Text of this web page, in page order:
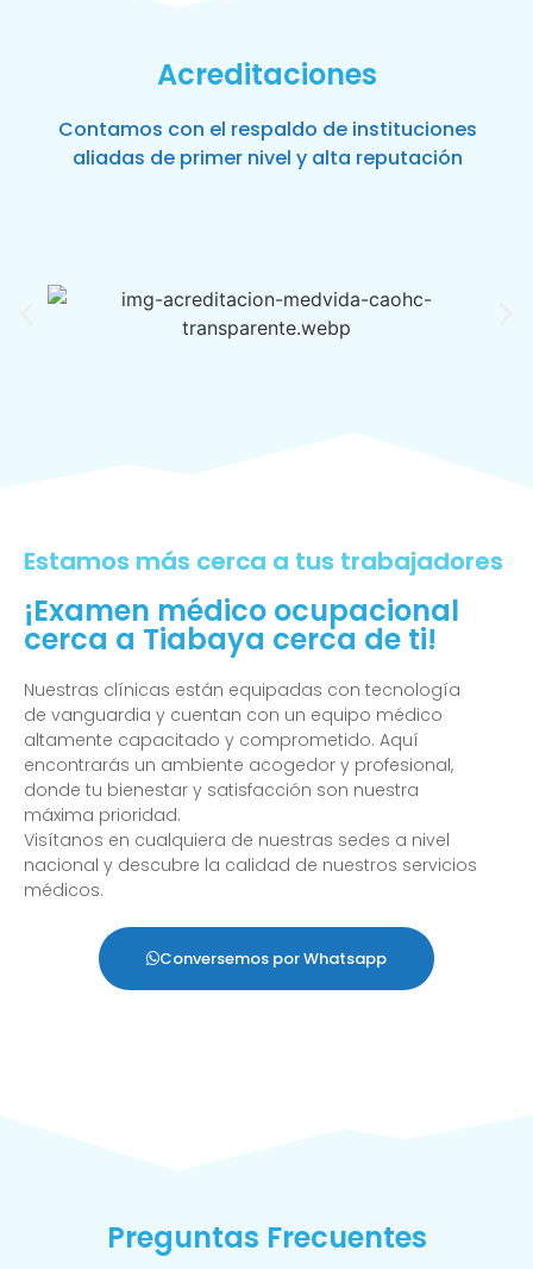
Acreditaciones
Contamos con el respaldo de instituciones
aliadas de primer nivel y alta reputación
Estamos más cerca a tus trabajadores
¡Examen médico ocupacional
cerca a Tiabaya cerca de ti!
Nuestras clínicas están equipadas con tecnología
de vanguardia y cuentan con un equipo médico
altamente capacitado y comprometido. Aquí
encontrarás un ambiente acogedor y profesional,
donde tu bienestar y satisfacción son nuestra
máxima prioridad.
Visítanos en cualquiera de nuestras sedes a nivel
nacional y descubre la calidad de nuestros servicios
médicos.
Conversemos por Whatsapp
Preguntas Frecuentes